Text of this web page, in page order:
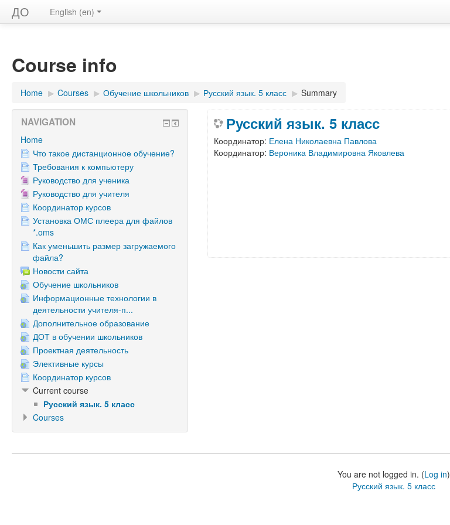
ДО English ‎(en)‎
Course info
Home ▶︎ Courses ▶︎ Обучение школьников ▶︎ Русский язык. 5 класс ▶︎ Summary
Русский язык. 5 класс
Координатор: Елена Николаевна Павлова
Координатор: Вероника Владимировна Яковлева
NAVIGATION
Home
Что такое дистанционное обучение?
Требования к компьютеру
Руководство для ученика
Руководство для учителя
Координатор курсов
Установка ОМС плеера для файлов
*.oms
Как уменьшить размер загружаемого
файла?
Новости сайта
Обучение школьников
Информационные технологии в
деятельности учителя-п...
Дополнительное образование
ДОТ в обучении школьников
Проектная деятельность
Элективные курсы
Координатор курсов
Current course
Русский язык. 5 класс
Courses
You are not logged in. (Log in)
Русский язык. 5 класс